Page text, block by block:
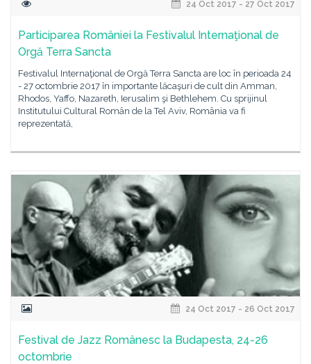
24 Oct 2017 - 27 Oct 2017
Participarea României la Festivalul Internaţional de
Orgă Terra Sancta
Festivalul Internaţional de Orgă Terra Sancta are loc în perioada 24
- 27 octombrie 2017 în importante lăcaşuri de cult din Amman,
Rhodos, Yaffo, Nazareth, Ierusalim şi Bethlehem. Cu sprijinul
Institutului Cultural Român de la Tel Aviv, România va fi
reprezentată,
24 Oct 2017 - 26 Oct 2017
Festival de Jazz Românesc la Budapesta, 24-26
octombrie